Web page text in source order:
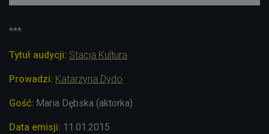
***
Tytuł audycji: Stacja Kultura
Prowadzi: Katarzyna Dydo
Gość: Maria Dębska (aktorka)
Data emisji: 11.01.2015